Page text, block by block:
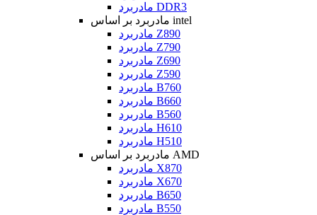
مادربرد DDR3
مادربرد بر اساس intel
مادربرد Z890
مادربرد Z790
مادربرد Z690
مادربرد Z590
مادربرد B760
مادربرد B660
مادربرد B560
مادربرد H610
مادربرد H510
مادربرد بر اساس AMD
مادربرد X870
مادربرد X670
مادربرد B650
مادربرد B550